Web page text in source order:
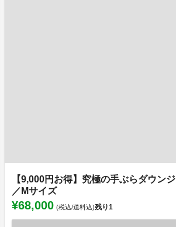
【9,000円お得】究極の手ぶらダウン
／Mサイズ
¥68,000 (税込/送料込)残り1